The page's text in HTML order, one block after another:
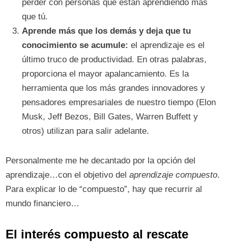
perder con personas que están aprendiendo más
que tú.
Aprende más que los demás y deja que tu
conocimiento se acumule: el aprendizaje es el
último truco de productividad. En otras palabras,
proporciona el mayor apalancamiento. Es la
herramienta que los más grandes innovadores y
pensadores empresariales de nuestro tiempo (Elon
Musk, Jeff Bezos, Bill Gates, Warren Buffett y
otros) utilizan para salir adelante.
Personalmente me he decantado por la opción del
aprendizaje…con el objetivo delaprendizaje compuesto.
Para explicar lo de “compuesto”, hay que recurrir al
mundo financiero…
El interés compuesto al rescate